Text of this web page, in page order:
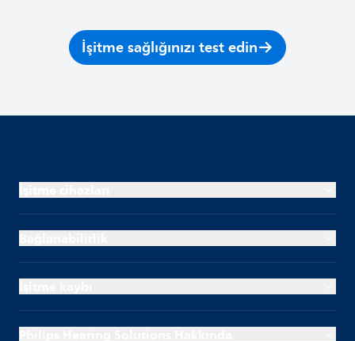
İşitme sağlığınızı test edin